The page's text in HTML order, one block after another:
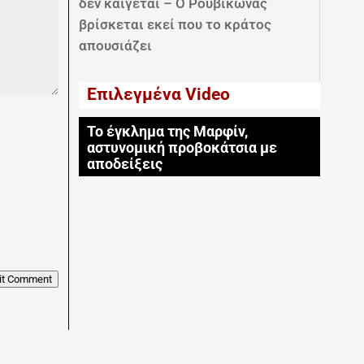
Comment
δεν καίγεται – Ο Ρουβίκωνας
βρίσκεται εκεί που το κράτος
απουσιάζει
Επιλεγμένα Video
Το έγκλημα της Μαρφίν,
αστυνομική προβοκάτσια με
αποδείξεις